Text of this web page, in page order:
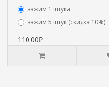
зажим 1 штука
зажим 5 штук (скидка 10%)
110.00₽